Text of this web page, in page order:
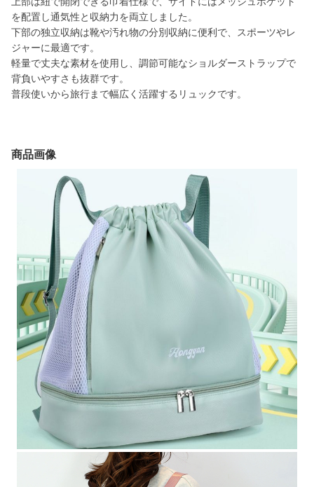
を配置し通気性と収納力を両立しました。
下部の独立収納は靴や汚れ物の分別収納に便利で、スポーツやレ
ジャーに最適です。
軽量で丈夫な素材を使用し、調節可能なショルダーストラップで
背負いやすさも抜群です。
普段使いから旅行まで幅広く活躍するリュックです。
商品画像